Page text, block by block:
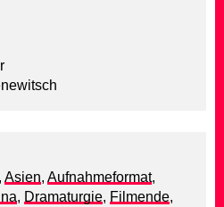
Asien, Aufnahmeformat,
, Dramaturgie, Filmende,